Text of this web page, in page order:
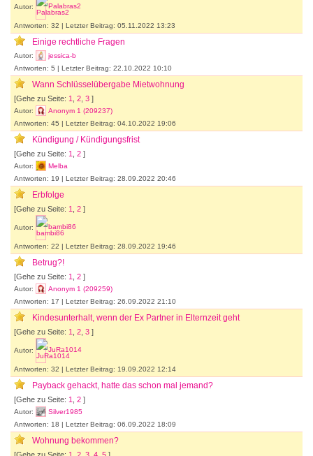
Autor: Palabras2
Antworten: 32 | Letzter Beitrag: 05.11.2022 13:23
Einige rechtliche Fragen
Autor:
jessica-b
Antworten: 5 | Letzter Beitrag: 22.10.2022 10:10
Wann Schlüsselübergabe Mietwohnung
[Gehe zu Seite: 1 2 3 ]
Autor:
Anonym 1 (209237)
Antworten: 45 | Letzter Beitrag: 04.10.2022 19:06
Kündigung / Kündigungsfrist
[Gehe zu Seite: 1 2 ]
Autor:
Melba
Antworten: 19 | Letzter Beitrag: 28.09.2022 20:46
Erbfolge
[Gehe zu Seite: 1 2 ]
Autor: bambi86
Antworten: 22 | Letzter Beitrag: 28.09.2022 19:46
Betrug?!
[Gehe zu Seite: 1 2 ]
Autor:
Anonym 1 (209259)
Antworten: 17 | Letzter Beitrag: 26.09.2022 21:10
Kindesunterhalt, wenn der Ex Partner in Elternzeit geht
[Gehe zu Seite: 1 2 3 ]
Autor: JuRa1014
Antworten: 32 | Letzter Beitrag: 19.09.2022 12:14
Payback gehackt, hatte das schon mal jemand?
[Gehe zu Seite: 1 2 ]
Autor:
Silver1985
Antworten: 18 | Letzter Beitrag: 06.09.2022 18:09
Wohnung bekommen?
[Gehe zu Seite: 1 2 3 4 5 ]